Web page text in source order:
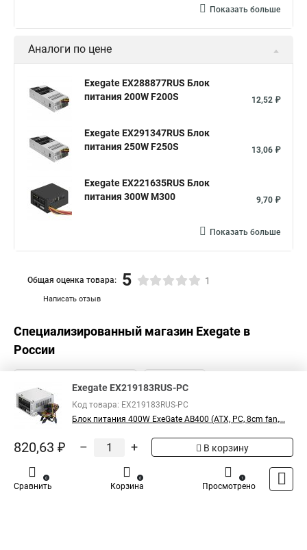
Показать больше
Аналоги по цене
Exegate EX288877RUS Блок
питания 200W F200S
12,52 ₽
Exegate EX291347RUS Блок
питания 250W F250S
13,06 ₽
Exegate EX221635RUS Блок
питания 300W M300
9,70 ₽
Показать больше
Написать отзыв
Общая оценка товара: 5 1
Специализированный магазин Exegate в
России
Exegate EX219183RUS-PC
Код товара: EX219183RUS-PC
Блок питания 400W ExeGate AB400 (ATX, PC, 8cm fan,...
820,63 ₽ – + В корзину
Сравнить
0
Корзина
0
Просмотрено
1